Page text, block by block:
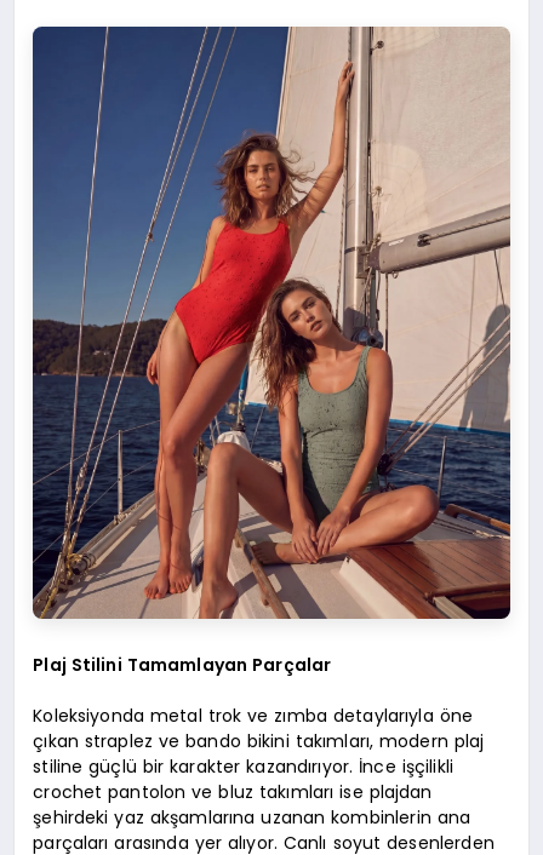
Plaj Stilini Tamamlayan Parçalar
Koleksiyonda metal trok ve zımba detaylarıyla öne
çıkan straplez ve bando bikini takımları, modern plaj
stiline güçlü bir karakter kazandırıyor. İnce işçilikli
crochet pantolon ve bluz takımları ise plajdan
şehirdeki yaz akşamlarına uzanan kombinlerin ana
parçaları arasında yer alıyor. Canlı soyut desenlerden